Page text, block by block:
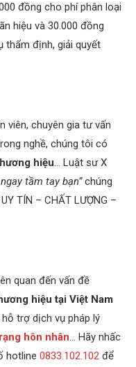
đồng cho phí phân loại
hiệu và 30.000 đồng
thẩm định, giải quyết
viên, chuyên gia tư vấn
nghề, chúng tôi có
hiệu… Luật sư X
tầm tay bạn”chúng
TÍN – CHẤT LƯỢNG –
quan đến vấn đề
hiệu tại Việt Nam
trợ dịch vụ pháp lý
hôn nhân… Hãy nhấc
hotline 0833.102.102 để